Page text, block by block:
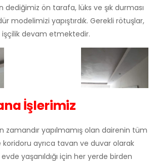
dediğimiz ön tarafa, lüks ve şık durması
modelimizi yapıştırdık. Gerekli rötuşlar,
devam etmektedir.
İşlerimiz
zamandır yapılmamış olan dairenin tüm
koridoru ayrıca tavan ve duvar olarak
yaşanıldığı için her yerde birden